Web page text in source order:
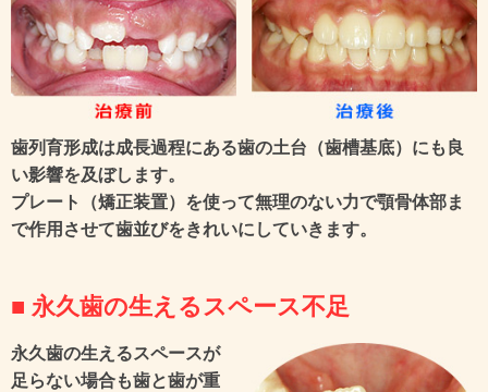
歯列育形成は成長過程にある歯の土台（歯槽基底）にも良
い影響を及ぼします。
プレート（矯正装置）を使って無理のない力で顎骨体部ま
で作用させて歯並びをきれいにしていきます。
■ 永久歯の生えるスペース不足
永久歯の生えるスペースが
足らない場合も歯と歯が重